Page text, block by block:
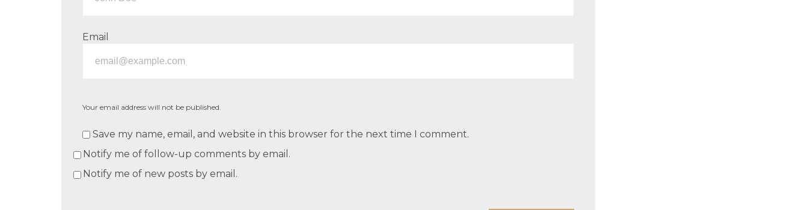
Email
Your email address will not be published.
Save my name, email, and website in this browser for the next time I comment.
Notify me of follow-up comments by email.
Notify me of new posts by email.